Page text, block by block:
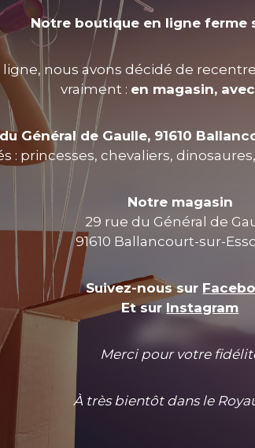
Notre boutique en ligne ferme
nous avons décidé de
vraiment : en magasin,
Général de Gaulle, 91610
: princesses, chevaliers,
Notre magasin
29 rue du Général de
91610 Ballancourt-sur-
Suivez-nous sur
Et sur Instagram
Merci pour votre
À très bientôt dans le